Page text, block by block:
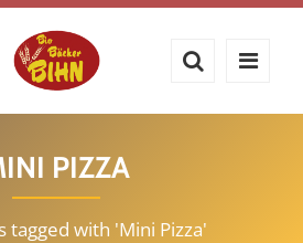
PIZZA
tagged with 'Mini Pizza'